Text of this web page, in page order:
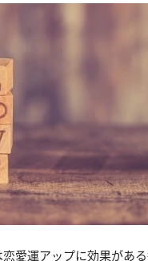
愛運アップに効果があ